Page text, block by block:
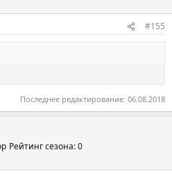
#155
Последнее редактирование: 06.08.2018
Рейтинг сезона: 0